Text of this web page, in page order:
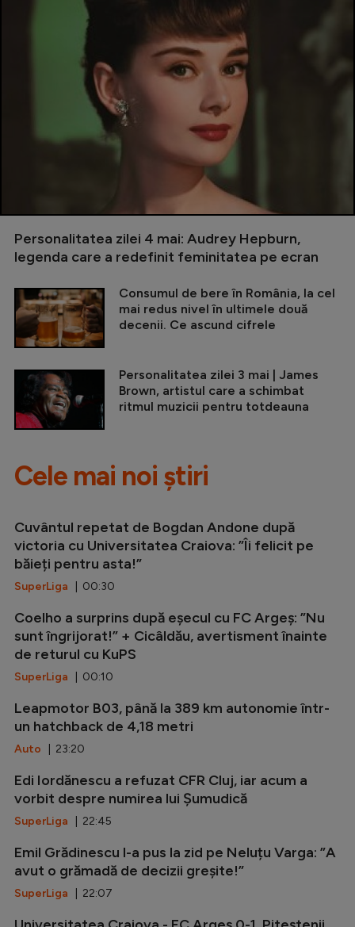
Personalitatea zilei 4 mai: Audrey Hepburn,
legenda care a redefinit feminitatea pe ecran
Consumul de bere în România, la cel
mai redus nivel în ultimele două
decenii. Ce ascund cifrele
Personalitatea zilei 3 mai | James
Brown, artistul care a schimbat
ritmul muzicii pentru totdeauna
Cele mai noi știri
Cuvântul repetat de Bogdan Andone după
victoria cu Universitatea Craiova: ”Îi felicit pe
băieți pentru asta!”
SuperLiga | 00:30
Coelho a surprins după eșecul cu FC Argeș: ”Nu
sunt îngrijorat!” + Cicâldău, avertisment înainte
de returul cu KuPS
SuperLiga | 00:10
Leapmotor B03, până la 389 km autonomie într-
un hatchback de 4,18 metri
Auto | 23:20
Edi Iordănescu a refuzat CFR Cluj, iar acum a
vorbit despre numirea lui Șumudică
SuperLiga | 22:45
Emil Grădinescu l-a pus la zid pe Neluțu Varga: ”A
avut o grămadă de decizii greșite!”
SuperLiga | 22:07